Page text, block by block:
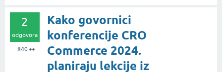
2
odgovora
840👀
Kako govornici
konferencije CRO
Commerce 2024.
planiraju lekcije iz